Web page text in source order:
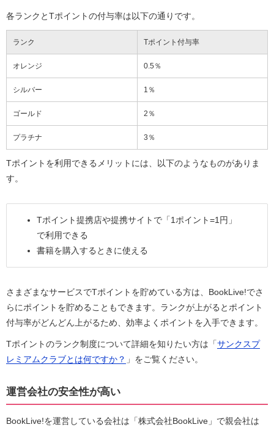
各ランクとTポイントの付与率は以下の通りです。
ランク Tポイント付与率
オレンジ 0.5％
シルバー 1％
ゴールド 2％
プラチナ 3％
Tポイントを利用できるメリットには、以下のようなものがありま
す。
Tポイント提携店や提携サイトで「1ポイント=1円」
で利用できる
書籍を購入するときに使える
さまざまなサービスでTポイントを貯めている方は、BookLive!でさ
らにポイントを貯めることもできます。ランクが上がるとポイント
付与率がどんどん上がるため、効率よくポイントを入手できます。
Tポイントのランク制度について詳細を知りたい方は「 サンクスプ
レミアムクラブとは何ですか？ 」をご覧ください。
運営会社の安全性が高い
BookLive!を運営している会社は「株式会社BookLive」で親会社は